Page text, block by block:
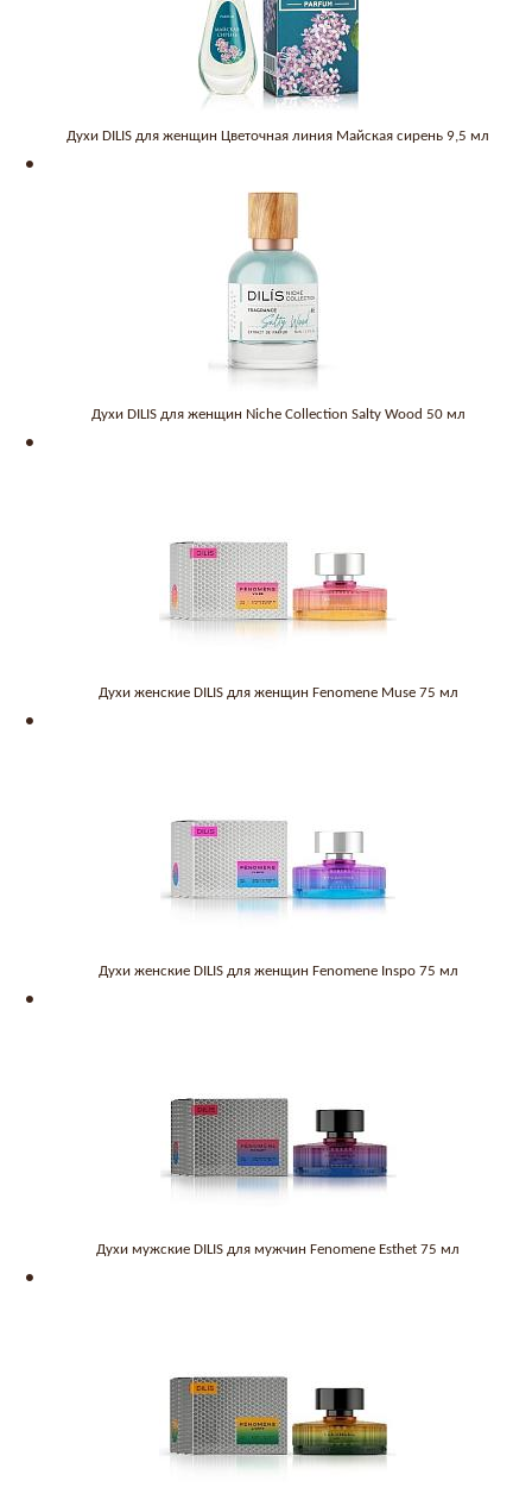
Духи DILIS для женщин Цветочная линия Майская сирень 9,5 мл
Духи DILIS для женщин Niche Collection Salty Wood 50 мл
Духи женские DILIS для женщин Fenomene Muse 75 мл
Духи женские DILIS для женщин Fenomene Inspo 75 мл
Духи мужские DILIS для мужчин Fenomene Esthet 75 мл